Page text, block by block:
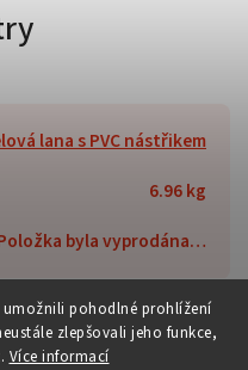
pohodlné prohlížení
zlepšovali jeho funkce,
Více informací
lana s PVC nástřikem
6.96 kg
byla vyprodána…
Všechna práva vyhrazena.